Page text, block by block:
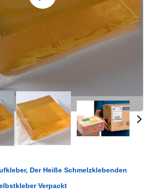
Der Heiße Schmelzklebenden
Verpackt